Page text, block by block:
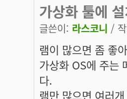
가상화 툴에
글쓴이: 라스코니 /
램이 많으면 좀 좋
가상화 OS에 주는
다.
램만 많으면 여러